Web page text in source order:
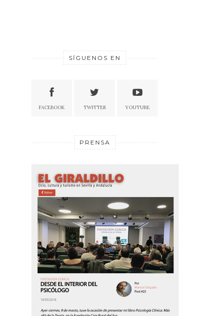
SÍGUENOS EN
FACEBOOK TWITTER YOUTUBE
PRENSA